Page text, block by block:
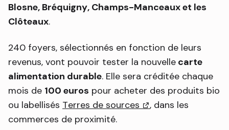
Blosne, Bréquigny, Champs-Manceaux et les
Clôteaux.
240 foyers, sélectionnés en fonction de leurs
revenus, vont pouvoir tester la nouvelle carte
alimentation durable. Elle sera créditée chaque
mois de 100 euros pour acheter des produits bio
ou labellisés Terres de sources (lien externe)
, dans les
commerces de proximité.